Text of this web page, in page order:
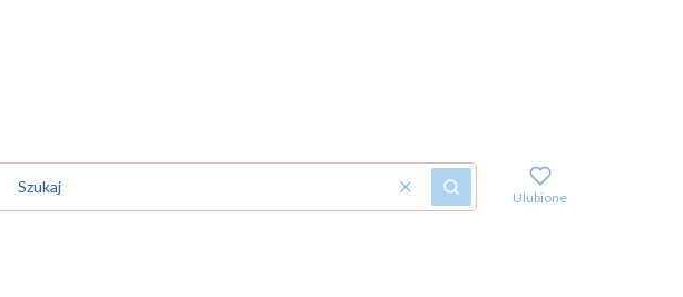
szczegóły
WyczyśćSzukaj Ulubione